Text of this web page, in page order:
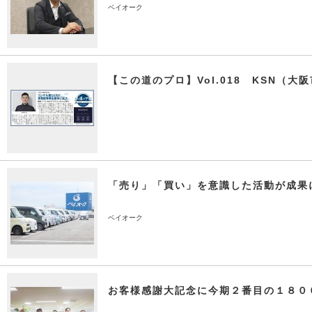
ベイオーク
【この道のプロ】Vol.018 KSN（大阪
「売り」「買い」を意識した活動が成果
ベイオーク
お客様感謝大記念に今期２番目の１８０